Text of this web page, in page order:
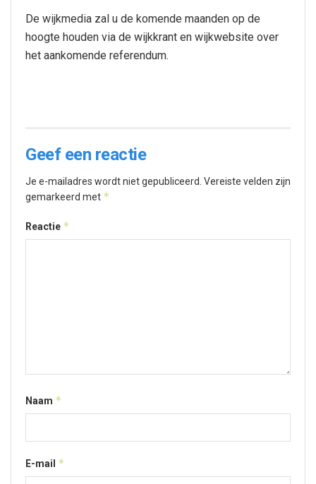
De wijkmedia zal u de komende maanden op de
hoogte houden via de wijkkrant en wijkwebsite over
het aankomende referendum.
Geef een reactie
Je e-mailadres wordt niet gepubliceerd. Vereiste velden zijn
gemarkeerd met *
Reactie *
Naam *
E-mail *